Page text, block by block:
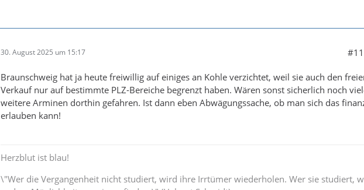
30. August 2025 um 15:17
Braunschweig hat ja heute freiwillig auf einiges an Kohle verzichtet, weil sie auch den
Verkauf nur auf bestimmte PLZ-Bereiche begrenzt haben. Wären sonst sicherlich noch
weitere Arminen dorthin gefahren. Ist dann eben Abwägungssache, ob man sich das
erlauben kann!
Herzblut ist blau!
\"Wer die Vergangenheit nicht studiert, wird ihre Irrtümer wiederholen. Wer sie studiert,